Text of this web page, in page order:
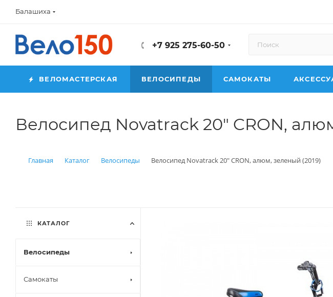
Балашиха
+7 925 275-60-50
ВЕЛОМАСТЕРСКАЯ ВЕЛОСИПЕДЫ САМОКАТЫ
Велосипед Novatrack 20" CRON,
Главная Каталог Велосипеды Велосипед Novatrack 20" CRON, алюм, зеленый (2019)
КАТАЛОГ
Велосипеды
Самокаты